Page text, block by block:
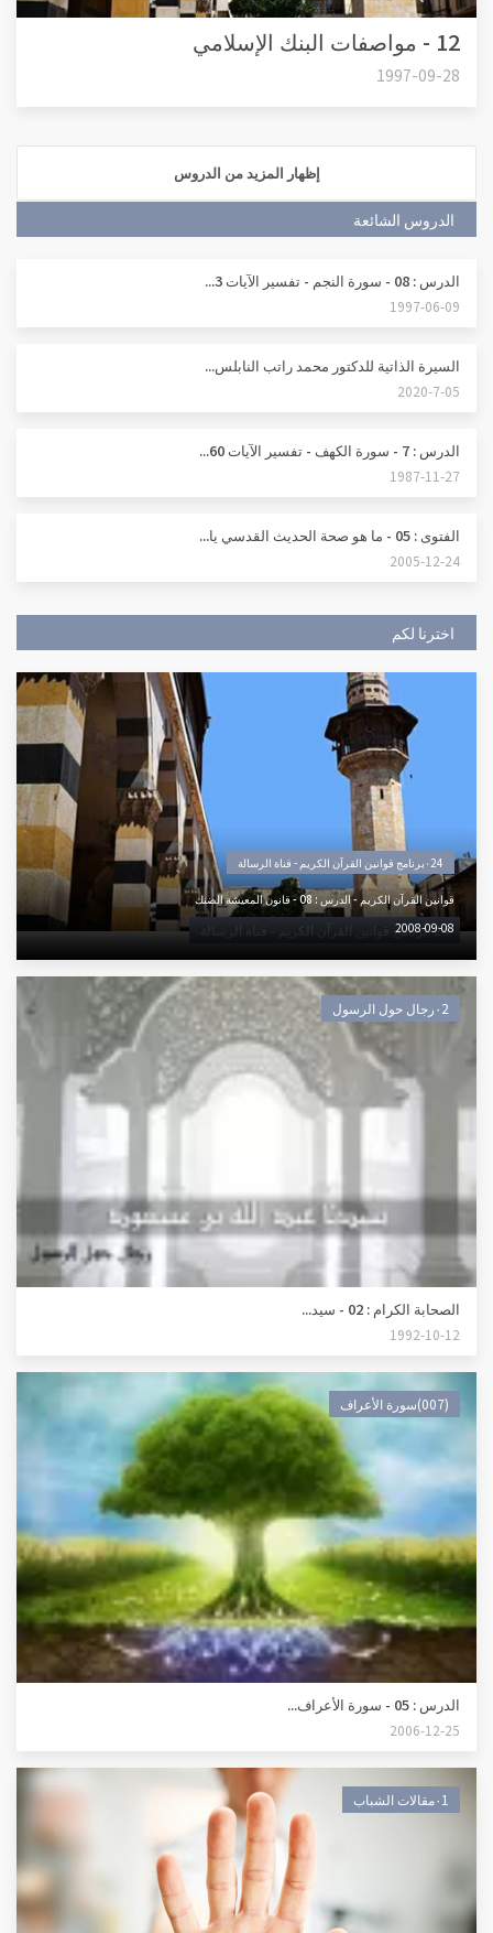
12 - مواصفات البنك الإسلامي
1997-09-28
إظهار المزيد من الدروس
الدروس الشائعة
الدرس : 08 - سورة النجم - تفسير الآيات 3...
1997-06-09
السيرة الذاتية للدكتور محمد راتب النابلس...
2020-7-05
الدرس : 7 - سورة الكهف - تفسير الآيات 60...
1987-11-27
الفتوى : 05 - ما هو صحة الحديث القدسي يا...
2005-12-24
اخترنا لكم
٠24برنامج قوانين القرآن الكريم - قناة الرسالة
٠24برنامج قوانين القرآن الكريم - قناة الرسالة
قوانين القرآن الكريم - الدرس : 08 - قانون المعيشة الضنك
2008-09-08
٠2رجال حول الرسول
الصحابة الكرام : 02 - سيد...
1992-10-12
(007)سورة الأعراف
الدرس : 05 - سورة الأعراف...
2006-12-25
٠1مقالات الشباب